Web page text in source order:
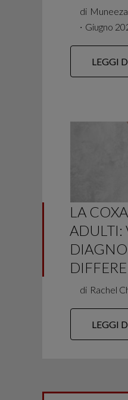
di
∙ Giugno
LEGGI
LA
ADULTI:
di Rachel
LEGGI